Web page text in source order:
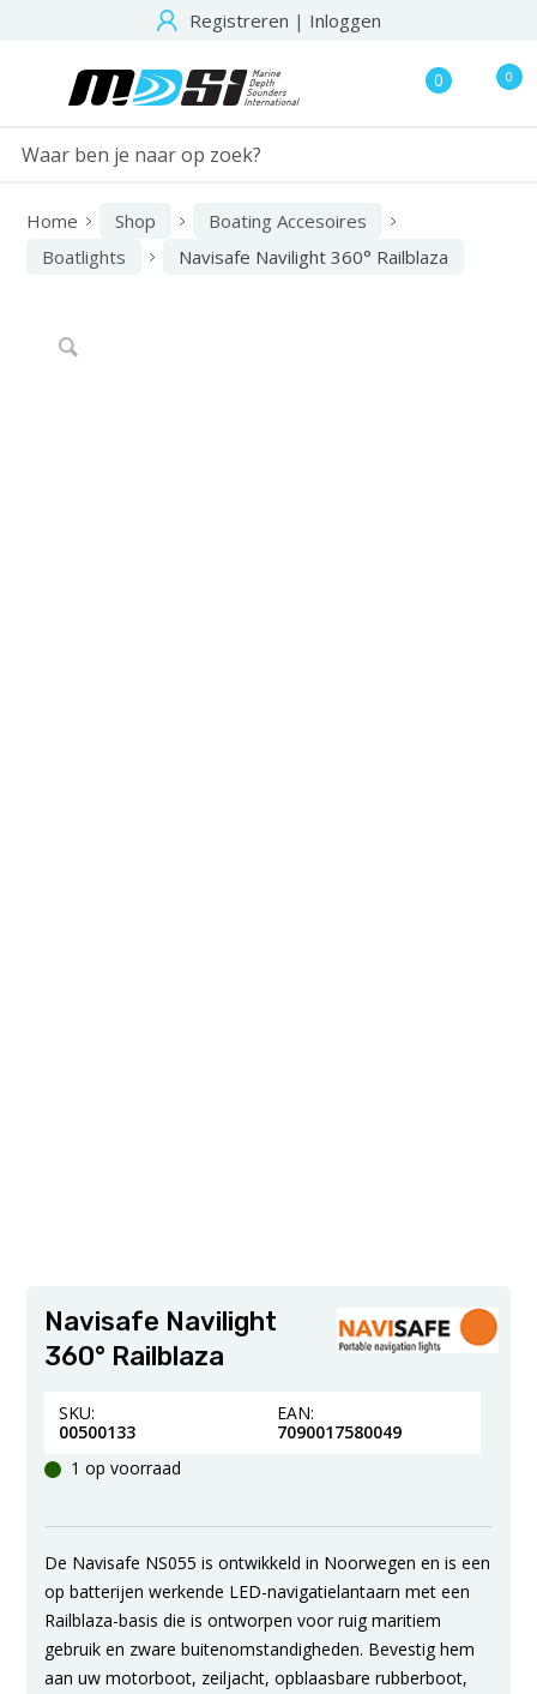
Registreren | Inloggen
0 0
Home Shop
Boating Accesoires
Boatlights
Navisafe Navilight 360° Railblaza
Navisafe Navilight
360° Railblaza
SKU:
00500133
EAN:
7090017580049
1 op voorraad
De Navisafe NS055 is ontwikkeld in Noorwegen en is een
op batterijen werkende LED-navigatielantaarn met een
Railblaza-basis die is ontworpen voor ruig maritiem
gebruik en zware buitenomstandigheden. Bevestig hem
aan uw motorboot, zeiljacht, opblaasbare rubberboot,